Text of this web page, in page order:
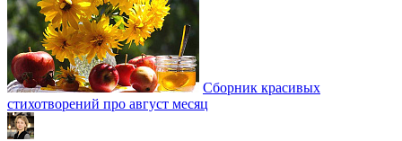
Сборник красивых
стихотворений про август месяц